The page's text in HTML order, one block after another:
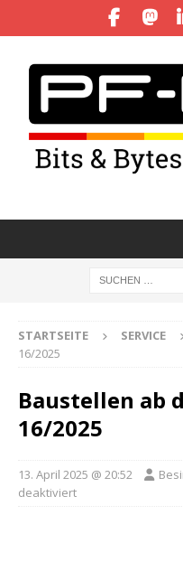
STARTSEITE SERVICE
16/2025
Baustellen ab
16/2025
13. April 2025 @ 20:52
deaktiviert